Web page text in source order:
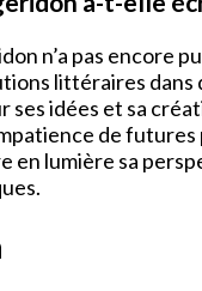
n’a pas encore
littéraires dans
ses idées et sa
de futures
en lumière sa